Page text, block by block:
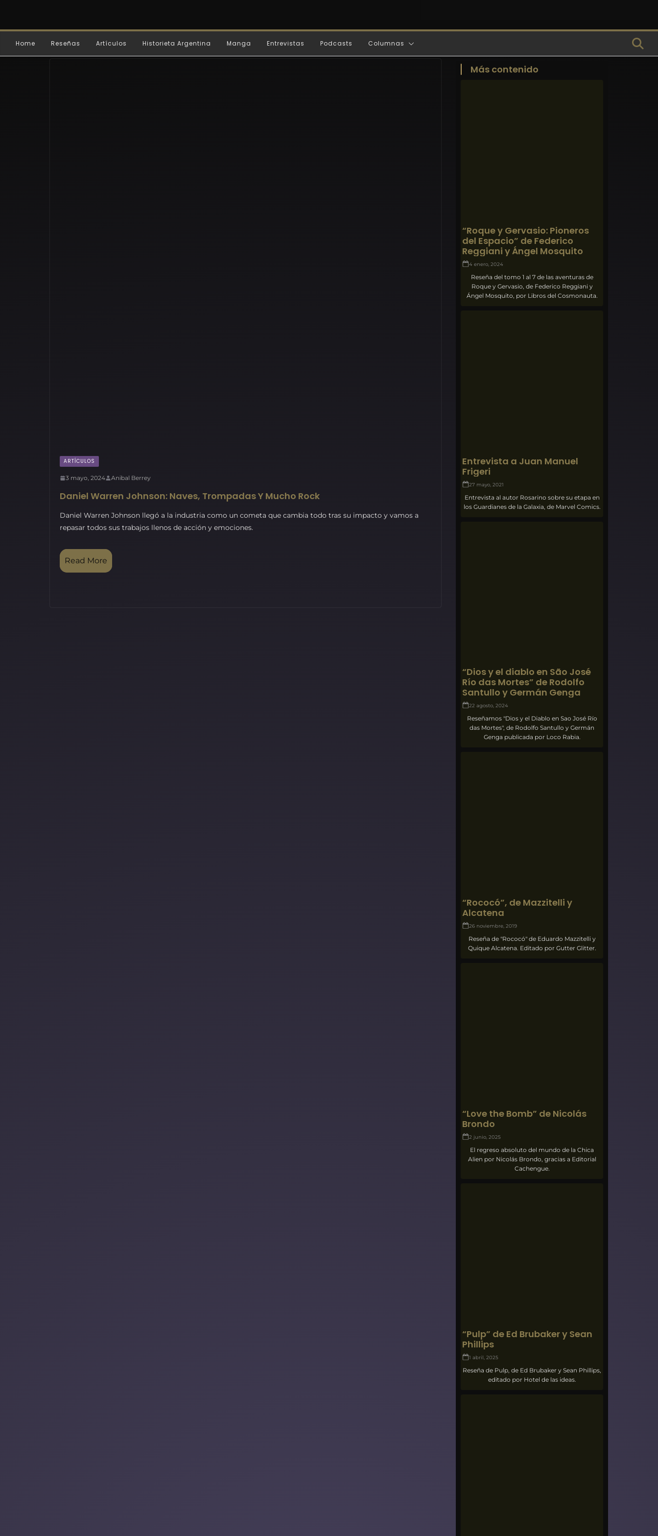
Home Reseñas Artículos Historieta Argentina Manga Entrevistas Podcasts Columnas
ARTÍCULOS
3 mayo, 2024 Anibal Berrey
Daniel Warren Johnson: Naves, Trompadas Y Mucho Rock
Daniel Warren Johnson llegó a la industria como un cometa que cambia todo tras su impacto y vamos a
repasar todos sus trabajos llenos de acción y emociones.
Read More
Más contenido
“Roque y Gervasio: Pioneros
del Espacio” de Federico
Reggiani y Ángel Mosquito
4 enero, 2024
Reseña del tomo 1 al 7 de las aventuras de
Roque y Gervasio, de Federico Reggiani y
Ángel Mosquito, por Libros del Cosmonauta.
Entrevista a Juan Manuel
Frigeri
27 mayo, 2021
Entrevista al autor Rosarino sobre su etapa en
los Guardianes de la Galaxia, de Marvel Comics.
“Dios y el diablo en São José
Río das Mortes” de Rodolfo
Santullo y Germán Genga
22 agosto, 2024
Reseñamos "Dios y el Diablo en Sao José Río
das Mortes", de Rodolfo Santullo y Germán
Genga publicada por Loco Rabia.
“Rococó”, de Mazzitelli y
Alcatena
26 noviembre, 2019
Reseña de "Rococó" de Eduardo Mazzitelli y
Quique Alcatena. Editado por Gutter Glitter.
“Love the Bomb” de Nicolás
Brondo
2 junio, 2025
El regreso absoluto del mundo de la Chica
Alien por Nicolás Brondo, gracias a Editorial
Cachengue.
“Pulp” de Ed Brubaker y Sean
Phillips
1 abril, 2025
Reseña de Pulp, de Ed Brubaker y Sean Phillips,
editado por Hotel de las ideas.